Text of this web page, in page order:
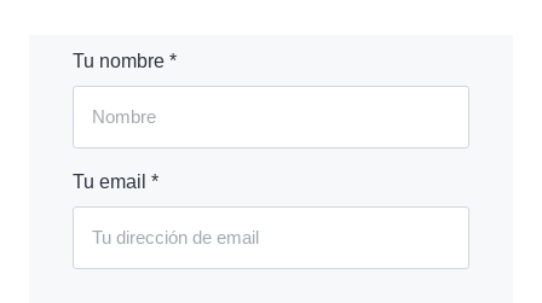
Tu nombre *
Tu email *